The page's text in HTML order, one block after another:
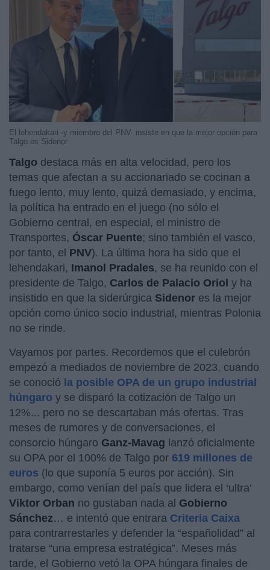
El lehendakari -y miembro del PNV- insiste en que la mejor opción para
Talgo es Sidenor
Talgo destaca más en alta velocidad, pero los
temas que afectan a su accionariado se cocinan a
fuego lento, muy lento, quizá demasiado, y encima,
la política ha entrado en el juego (no sólo el
Gobierno central, en especial, el ministro de
Transportes, Óscar Puente; sino también el vasco,
por tanto, el PNV). La última hora ha sido que el
lehendakari, Imanol Pradales, se ha reunido con el
presidente de Talgo, Carlos de Palacio Oriol y ha
insistido en que la siderúrgica Sidenor es la mejor
opción como único socio industrial, mientras Polonia
no se rinde.
Vayamos por partes. Recordemos que el culebrón
empezó a mediados de noviembre de 2023, cuando
se conoció la posible OPA de un grupo industrial
húngaro y se disparó la cotización de Talgo un
12%... pero no se descartaban más ofertas. Tras
meses de rumores y de conversaciones, el
consorcio húngaro Ganz-Mavag lanzó oficialmente
su OPA por el 100% de Talgo por 619 millones de
euros (lo que suponía 5 euros por acción). Sin
embargo, como venían del país que lidera el ‘ultra’
Viktor Orban no gustaban nada al Gobierno
Sánchez… e intentó que entrara Criteria Caixa
para contrarrestarles y defender la “españolidad” al
tratarse “una empresa estratégica”. Meses más
tarde, el Gobierno vetó la OPA húngara finales de